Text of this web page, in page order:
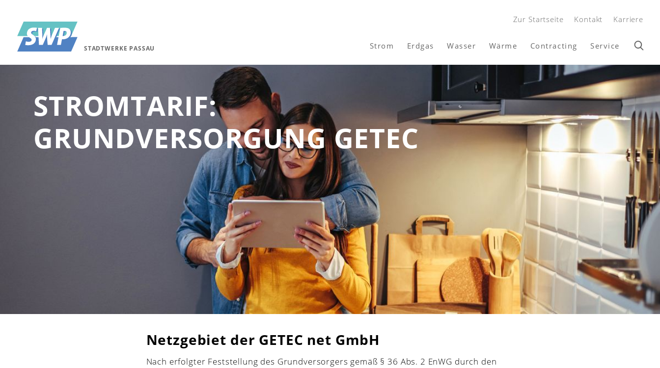
STADTWERKE PASSAU Strom Erdgas Wasser Wärme Contracting Service
Zur Startseite Kontakt Karriere
STROMTARIF:
GRUNDVERSORGUNG GETEC
Netzgebiet der GETEC net GmbH
Nach erfolgter Feststellung des Grundversorgers gemäß § 36 Abs. 2 EnWG durch den